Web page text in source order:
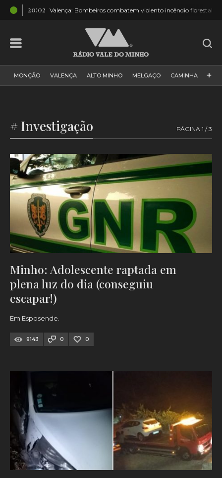
20:02 Valença: Bombeiros combatem violento incêndio florestal
MONÇÃO VALENÇA ALTO MINHO MELGAÇO CAMINHA
PONTE DE LIMA
VALE DO MINHO MINHO MUNDO ESPANHA NORTE
VILA PRAIA DE ÂNCORA
+
# Investigação PÁGINA 1 / 3
Minho: Adolescente raptada em
plena luz do dia (conseguiu
escapar!)
Em Esposende.
9143 0 0